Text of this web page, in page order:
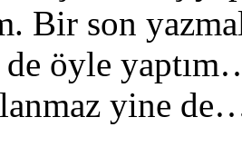
Bir son
öyle
yine